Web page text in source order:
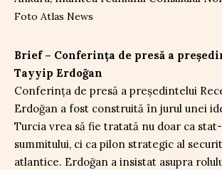
Foto Atlas News
Brief – Conferința de presă a
Tayyip Erdoğan
Conferința de presă a președintelui
Erdoğan a fost construită în jurul unei
Turcia vrea să fie tratată nu doar ca
summitului, ci ca pilon strategic al
atlantice. Erdoğan a insistat asupra